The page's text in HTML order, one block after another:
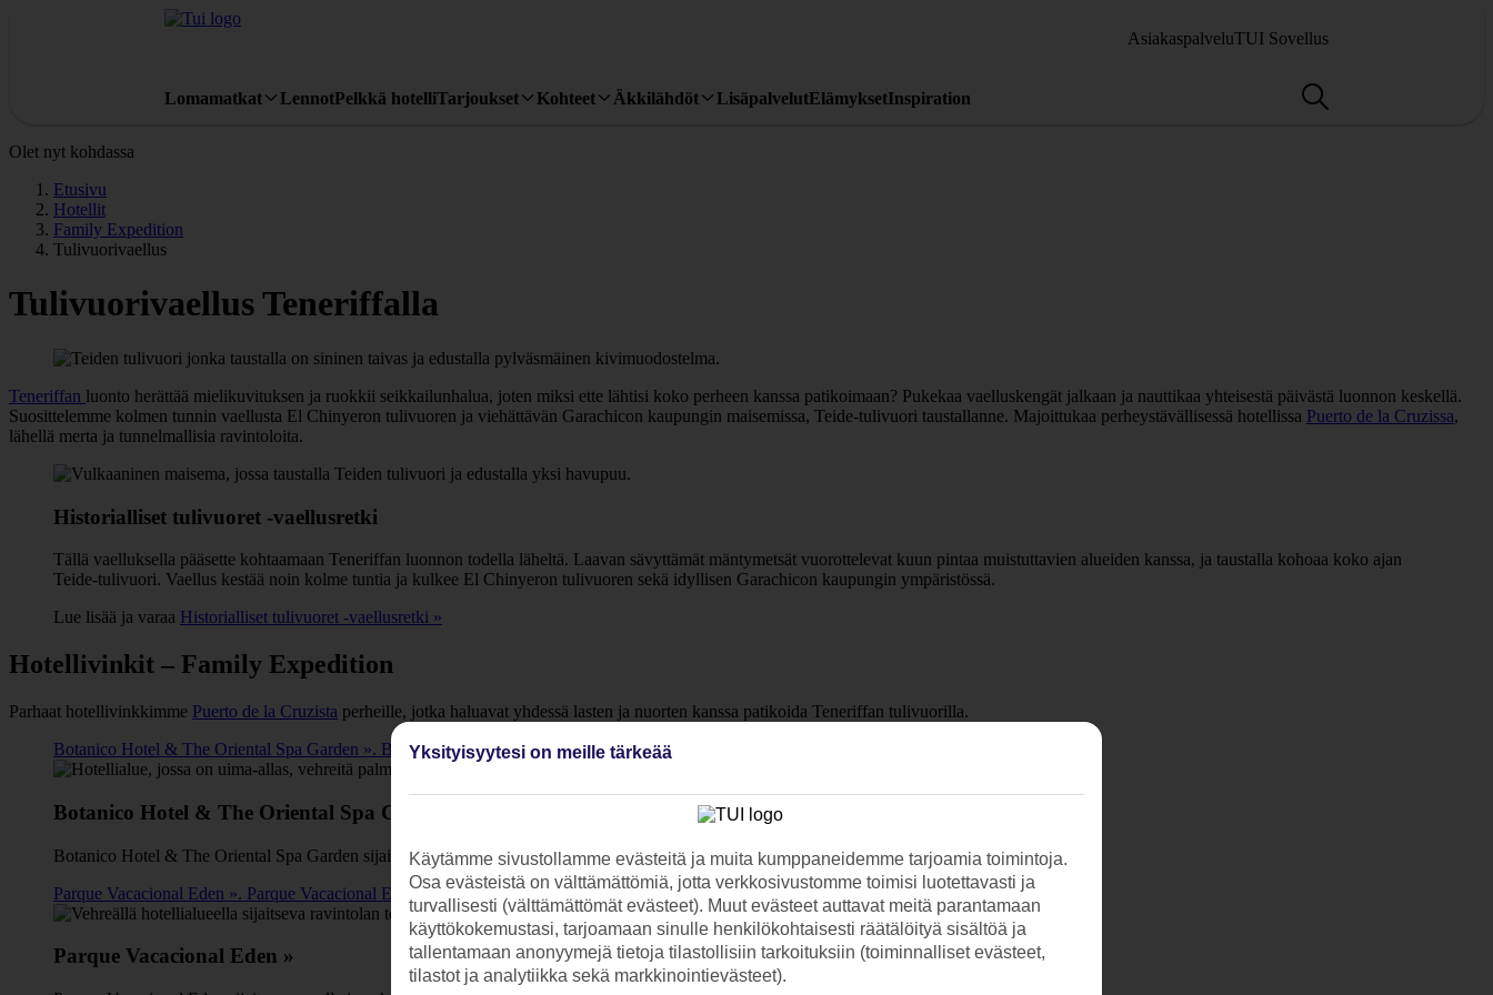
AsiakaspalveluTUI Sovellus
Lomamatkat LennotPelkkä hotelliTarjoukset Kohteet Äkkilähdöt LisäpalvelutElämyksetInspiration
Olet nyt kohdassa
Etusivu
Hotellit
Family Expedition
Tulivuorivaellus
Tulivuorivaellus Teneriffalla
Teneriffan luonto herättää mielikuvituksen ja ruokkii seikkailunhalua, joten miksi ette lähtisi koko perheen kanssa patikoimaan? Pukekaa vaelluskengät jalkaan ja nauttikaa yhteisestä päivästä luonnon keskellä.
Suosittelemme kolmen tunnin vaellusta El Chinyeron tulivuoren ja viehättävän Garachicon kaupungin maisemissa, Teide-tulivuori taustallanne. Majoittukaa perheystävällisessä hotellissa Puerto de la Cruzissa,
lähellä merta ja tunnelmallisia ravintoloita.
Historialliset tulivuoret -vaellusretki
Tällä vaelluksella pääsette kohtaamaan Teneriffan luonnon todella läheltä. Laavan sävyttämät mäntymetsät vuorottelevat kuun pintaa muistuttavien alueiden kanssa, ja taustalla kohoaa koko ajan
Teide-tulivuori. Vaellus kestää noin kolme tuntia ja kulkee El Chinyeron tulivuoren sekä idyllisen Garachicon kaupungin ympäristössä.
Lue lisää ja varaa Historialliset tulivuoret -vaellusretki »
Hotellivinkit – Family Expedition
Parhaat hotellivinkkimme Puerto de la Cruzista perheille, jotka haluavat yhdessä lasten ja nuorten kanssa patikoida Teneriffan tulivuorilla.
Botanico Hotel & The Oriental Spa Garden ». Botanico Hotel & The Oriental Spa Garden sijaitsee tunnetulla La Pazin alueella Teiden juurella.
Botanico Hotel & The Oriental Spa Garden »
Botanico Hotel & The Oriental Spa Garden sijaitsee tunnetulla La Pazin alueella Teiden juurella.
Parque Vacacional Eden ». Parque Vacacional Eden sijaitsee suurella ja vehreällä alueella viehättävän Puerto de la Cruzin ulkopuolella.
Parque Vacacional Eden »
Yksityisyytesi on meille tärkeää
Käytämme sivustollamme evästeitä ja muita kumppaneidemme tarjoamia toimintoja.
Osa evästeistä on välttämättömiä, jotta verkkosivustomme toimisi luotettavasti ja
turvallisesti (välttämättömät evästeet). Muut evästeet auttavat meitä parantamaan
käyttökokemustasi, tarjoamaan sinulle henkilökohtaisesti räätälöityä sisältöä ja
tallentamaan anonyymejä tietoja tilastollisiin tarkoituksiin (toiminnalliset evästeet,
tilastot ja analytiikka sekä markkinointievästeet).